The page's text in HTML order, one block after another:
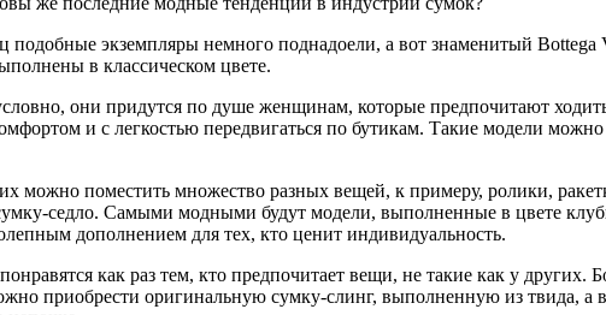
экземпляры немного поднадоели, а вот знаменитый Bottega
в классическом цвете.
они придутся по душе женщинам, которые предпочитают
и с легкостью передвигаться по бутикам. Такие модели можно
можно поместить множество разных вещей, к примеру, ролики,
седло. Самыми модными будут модели, выполненные в цвете
дополнением для тех, кто ценит индивидуальность.
как раз тем, кто предпочитает вещи, не такие как у других.
приобрести оригинальную сумку-слинг, выполненную из твида, а